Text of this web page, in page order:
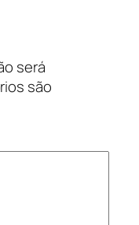
será
são